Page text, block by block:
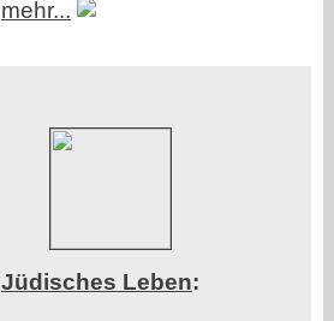
mehr...
Jüdisches Leben: